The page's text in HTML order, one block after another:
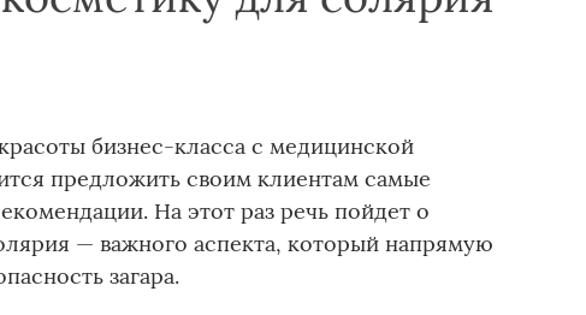
бизнес-класса с медицинской
предложить своим клиентам самые
На этот раз речь пойдет о
— важного аспекта, который напрямую
загара.